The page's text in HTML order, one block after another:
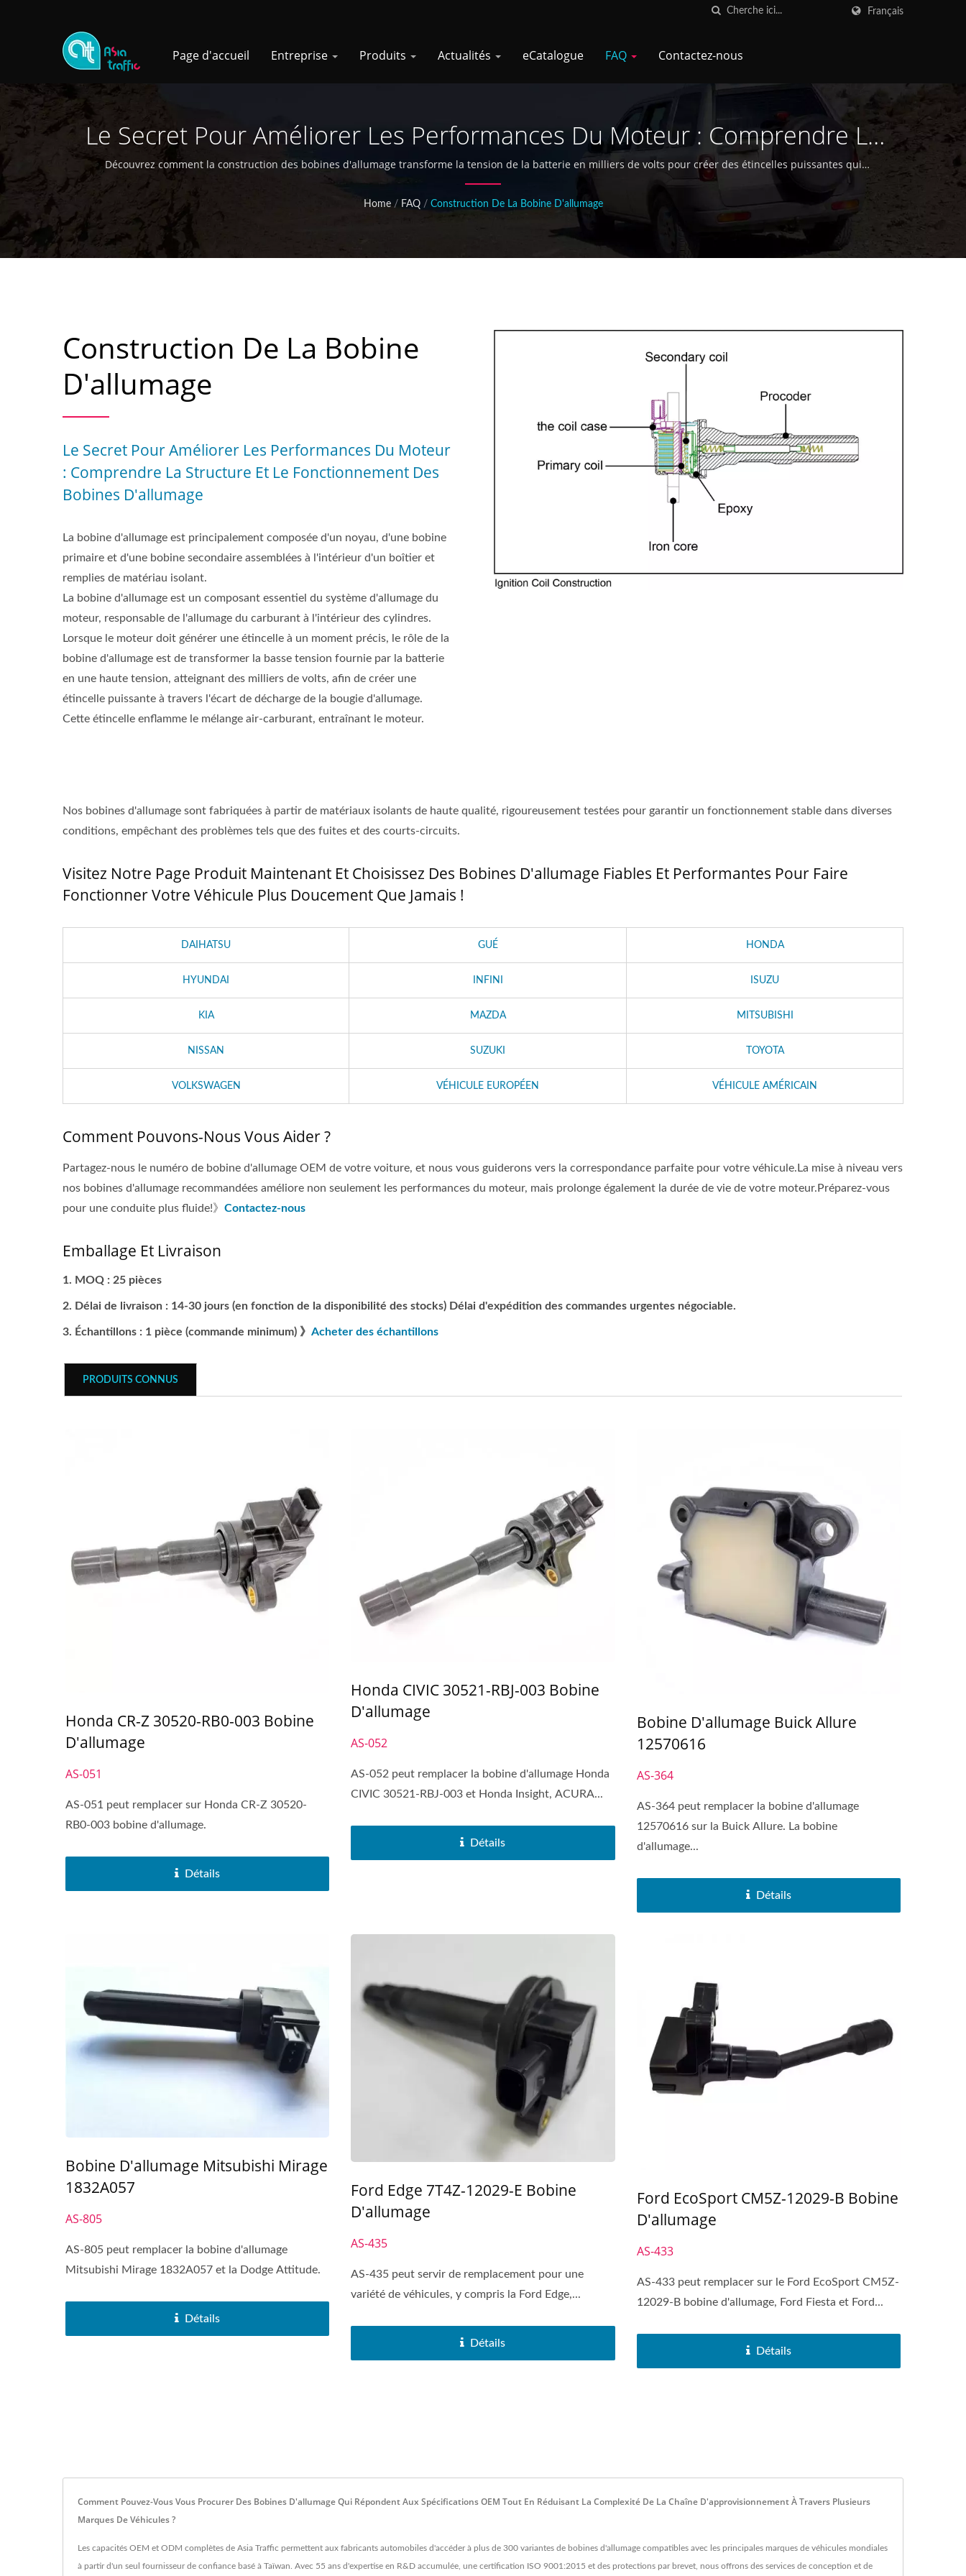
Français
Page d'accueil Entreprise Produits Actualités eCatalogue FAQ Contactez-nous
Le Secret Pour Améliorer Les Performances Du Moteur : Comprendre La
Structure Et Le Fonctionnement Des Bobines D'allumage
Découvrez comment la construction des bobines d'allumage transforme la tension de la batterie en milliers de volts pour créer des étincelles puissantes qui
enflamment efficacement le mélange air-carburant de votre moteur.
Home / FAQ / Construction De La Bobine D'allumage
Construction De La Bobine
D'allumage
Le Secret Pour Améliorer Les Performances Du Moteur
: Comprendre La Structure Et Le Fonctionnement Des
Bobines D'allumage
La bobine d'allumage est principalement composée d'un noyau, d'une bobine
primaire et d'une bobine secondaire assemblées à l'intérieur d'un boîtier et
remplies de matériau isolant.
La bobine d'allumage est un composant essentiel du système d'allumage du
moteur, responsable de l'allumage du carburant à l'intérieur des cylindres.
Lorsque le moteur doit générer une étincelle à un moment précis, le rôle de la
bobine d'allumage est de transformer la basse tension fournie par la batterie
en une haute tension, atteignant des milliers de volts, afin de créer une
étincelle puissante à travers l'écart de décharge de la bougie d'allumage.
Cette étincelle enflamme le mélange air-carburant, entraînant le moteur.
Nos bobines d'allumage sont fabriquées à partir de matériaux isolants de haute qualité, rigoureusement testées pour garantir un fonctionnement stable dans diverses
conditions, empêchant des problèmes tels que des fuites et des courts-circuits.
Visitez Notre Page Produit Maintenant Et Choisissez Des Bobines D'allumage Fiables Et Performantes Pour Faire
Fonctionner Votre Véhicule Plus Doucement Que Jamais !
DAIHATSU GUÉ HONDA
HYUNDAI INFINI ISUZU
KIA MAZDA MITSUBISHI
NISSAN SUZUKI TOYOTA
VOLKSWAGEN VÉHICULE EUROPÉEN VÉHICULE AMÉRICAIN
Comment Pouvons-Nous Vous Aider ?
Partagez-nous le numéro de bobine d'allumage OEM de votre voiture, et nous vous guiderons vers la correspondance parfaite pour votre véhicule.La mise à niveau vers
nos bobines d'allumage recommandées améliore non seulement les performances du moteur, mais prolonge également la durée de vie de votre moteur.Préparez-vous
pour une conduite plus fluide!》 Contactez-nous
Emballage Et Livraison
MOQ : 25 pièces
Délai de livraison : 14-30 jours (en fonction de la disponibilité des stocks) Délai d'expédition des commandes urgentes négociable.
Échantillons : 1 pièce (commande minimum) 》 Acheter des échantillons
PRODUITS CONNUS
Honda CR-Z 30520-RB0-003 Bobine
D'allumage
AS-051
AS-051 peut remplacer sur Honda CR-Z 30520-
RB0-003 bobine d'allumage.
Détails
Honda CIVIC 30521-RBJ-003 Bobine
D'allumage
AS-052
AS-052 peut remplacer la bobine d'allumage Honda
CIVIC 30521-RBJ-003 et Honda Insight, ACURA...
Détails
Bobine D'allumage Buick Allure
12570616
AS-364
AS-364 peut remplacer la bobine d'allumage
12570616 sur la Buick Allure. La bobine
d'allumage...
Détails
Bobine D'allumage Mitsubishi Mirage
1832A057
AS-805
AS-805 peut remplacer la bobine d'allumage
Mitsubishi Mirage 1832A057 et la Dodge Attitude.
Détails
Ford Edge 7T4Z-12029-E Bobine
D'allumage
AS-435
AS-435 peut servir de remplacement pour une
variété de véhicules, y compris la Ford Edge,...
Détails
Ford EcoSport CM5Z-12029-B Bobine
D'allumage
AS-433
AS-433 peut remplacer sur le Ford EcoSport CM5Z-
12029-B bobine d'allumage, Ford Fiesta et Ford...
Détails
Comment Pouvez-Vous Vous Procurer Des Bobines D'allumage Qui Répondent Aux Spécifications OEM Tout En Réduisant La Complexité De La Chaîne D'approvisionnement À Travers Plusieurs
Marques De Véhicules ?
Les capacités OEM et ODM complètes de Asia Traffic permettent aux fabricants automobiles d'accéder à plus de 300 variantes de bobines d'allumage compatibles avec les principales marques de véhicules mondiales
à partir d'un seul fournisseur de confiance basé à Taïwan. Avec 55 ans d'expertise en R&D accumulée, une certification ISO 9001:2015 et des protections par brevet, nous offrons des services de conception et de